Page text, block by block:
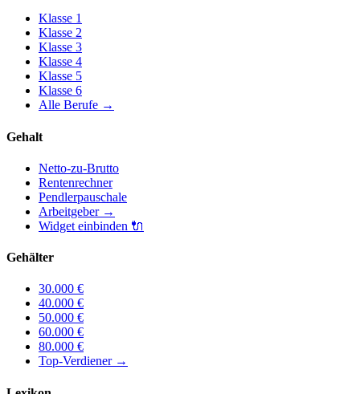
Klasse 1
Klasse 2
Klasse 3
Klasse 4
Klasse 5
Klasse 6
Alle Berufe →
Gehalt
Netto-zu-Brutto
Rentenrechner
Pendlerpauschale
Arbeitgeber→
Widget einbinden 🔌
Gehälter
30.000 €
40.000 €
50.000 €
60.000 €
80.000 €
Top-Verdiener→